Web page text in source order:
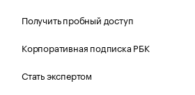
Получить пробный доступ
Корпоративная подписка РБК
Стать экспертом